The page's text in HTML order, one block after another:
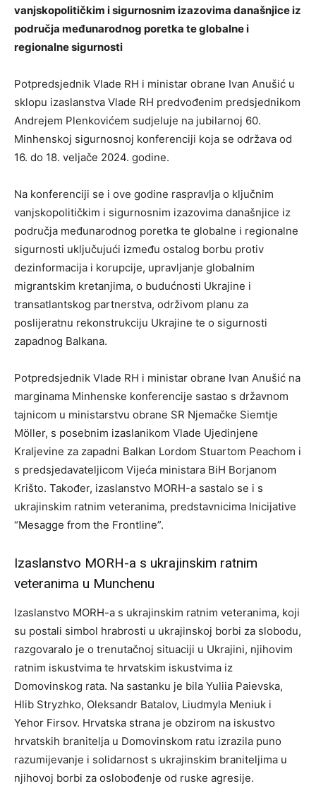
vanjskopolitičkim i sigurnosnim izazovima današnjice iz
područja međunarodnog poretka te globalne i
regionalne sigurnosti
Potpredsjednik Vlade RH i ministar obrane Ivan Anušić u
sklopu izaslanstva Vlade RH predvođenim predsjednikom
Andrejem Plenkovićem sudjeluje na jubilarnoj 60.
Minhenskoj sigurnosnoj konferenciji koja se održava od
16. do 18. veljače 2024. godine.
Na konferenciji se i ove godine raspravlja o ključnim
vanjskopolitičkim i sigurnosnim izazovima današnjice iz
područja međunarodnog poretka te globalne i regionalne
sigurnosti uključujući između ostalog borbu protiv
dezinformacija i korupcije, upravljanje globalnim
migrantskim kretanjima, o budućnosti Ukrajine i
transatlantskog partnerstva, održivom planu za
poslijeratnu rekonstrukciju Ukrajine te o sigurnosti
zapadnog Balkana.
Potpredsjednik Vlade RH i ministar obrane Ivan Anušić na
marginama Minhenske konferencije sastao s državnom
tajnicom u ministarstvu obrane SR Njemačke Siemtje
Möller, s posebnim izaslanikom Vlade Ujedinjene
Kraljevine za zapadni Balkan Lordom Stuartom Peachom i
s predsjedavateljicom Vijeća ministara BiH Borjanom
Krišto. Također, izaslanstvo MORH-a sastalo se i s
ukrajinskim ratnim veteranima, predstavnicima Inicijative
“Mesagge from the Frontline”.
Izaslanstvo MORH-a s ukrajinskim ratnim
veteranima u Munchenu
Izaslanstvo MORH-a s ukrajinskim ratnim veteranima, koji
su postali simbol hrabrosti u ukrajinskoj borbi za slobodu,
razgovaralo je o trenutačnoj situaciji u Ukrajini, njihovim
ratnim iskustvima te hrvatskim iskustvima iz
Domovinskog rata. Na sastanku je bila Yuliia Paievska,
Hlib Stryzhko, Oleksandr Batalov, Liudmyla Meniuk i
Yehor Firsov. Hrvatska strana je obzirom na iskustvo
hrvatskih branitelja u Domovinskom ratu izrazila puno
razumijevanje i solidarnost s ukrajinskim braniteljima u
njihovoj borbi za oslobođenje od ruske agresije.